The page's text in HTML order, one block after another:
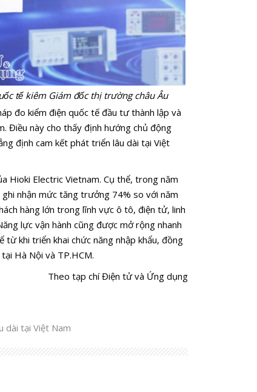
tế kiêm Giám đốc thị trường châu Âu
đo kiểm điện quốc tế đầu tư thành lập và
Điều này cho thấy định hướng chủ động
định cam kết phát triển lâu dài tại Việt
Hioki Electric Vietnam. Cụ thể, trong năm
nhận mức tăng trưởng 74% so với năm
hàng lớn trong lĩnh vực ô tô, điện tử, linh
lực vận hành cũng được mở rộng nhanh
khi triển khai chức năng nhập khẩu, đồng
Hà Nội và TP.HCM.
Theo tạp chí Điện tử và Ứng dụng
dài tại Việt Nam